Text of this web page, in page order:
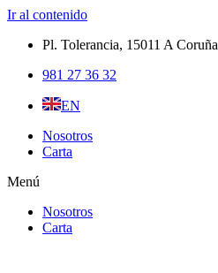
Ir al contenido
Pl. Tolerancia, 15011 A Coruña​
981 27 36 32
EN
Nosotros
Carta
Menú
Nosotros
Carta